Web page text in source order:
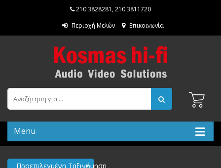
210 3828281 ,210 3811720
Περιοχή Μελών
Επικοινωνία
Menu
Προεπιλεγμένη Ταξινόμηση